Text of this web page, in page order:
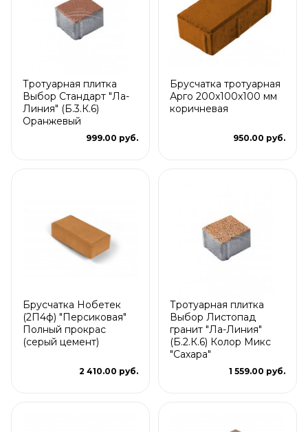
Тротуарная плитка
Выбор Стандарт "Ла-
Линия" (Б.3.К.6)
Оранжевый
999.00 руб.
Брусчатка тротуарная
Арго 200x100x100 мм
коричневая
950.00 руб.
Брусчатка Нобетек
(2П4ф) "Персиковая"
Полный прокрас
(серый цемент)
2 410.00 руб.
Тротуарная плитка
Выбор Листопад
гранит "Ла-Линия"
(Б.2.К.6) Колор Микс
"Сахара"
1 559.00 руб.